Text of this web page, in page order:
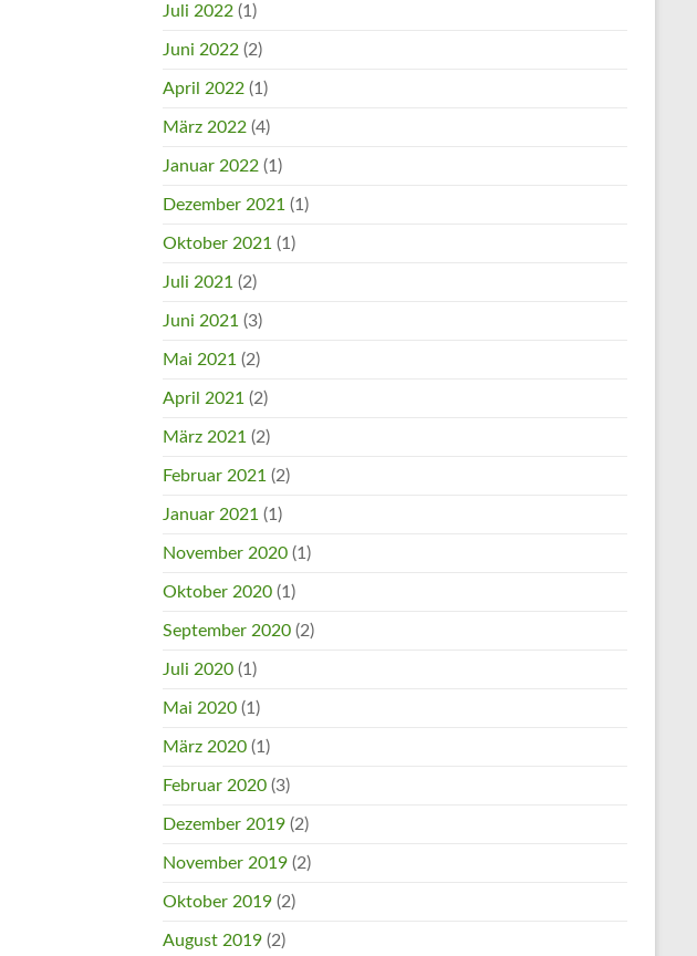
Juli 2022 (1)
Juni 2022 (2)
April 2022 (1)
März 2022 (4)
Januar 2022 (1)
Dezember 2021 (1)
Oktober 2021 (1)
Juli 2021 (2)
Juni 2021 (3)
Mai 2021 (2)
April 2021 (2)
März 2021 (2)
Februar 2021 (2)
Januar 2021 (1)
November 2020 (1)
Oktober 2020 (1)
September 2020 (2)
Juli 2020 (1)
Mai 2020 (1)
März 2020 (1)
Februar 2020 (3)
Dezember 2019 (2)
November 2019 (2)
Oktober 2019 (2)
August 2019 (2)